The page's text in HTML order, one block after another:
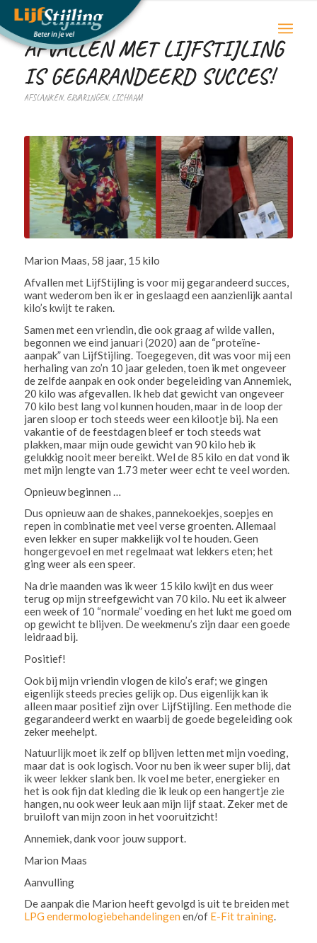
AFVALLEN MET LIJFSTIJLING
IS GEGARANDEERD SUCCES!
AFSLANKEN, ERVARINGEN, LICHAAM
Marion Maas, 58 jaar, 15 kilo
Afvallen met LijfStijling is voor mij gegarandeerd succes,
want wederom ben ik er in geslaagd een aanzienlijk aantal
kilo’s kwijt te raken.
Samen met een vriendin, die ook graag af wilde vallen,
begonnen we eind januari (2020) aan de “proteïne-
aanpak” van LijfStijling. Toegegeven, dit was voor mij een
herhaling van zo’n 10 jaar geleden, toen ik met ongeveer
de zelfde aanpak en ook onder begeleiding van Annemiek,
20 kilo was afgevallen. Ik heb dat gewicht van ongeveer
70 kilo best lang vol kunnen houden, maar in de loop der
jaren sloop er toch steeds weer een kilootje bij. Na een
vakantie of de feestdagen bleef er toch steeds wat
plakken, maar mijn oude gewicht van 90 kilo heb ik
gelukkig nooit meer bereikt. Wel de 85 kilo en dat vond ik
met mijn lengte van 1.73 meter weer echt te veel worden.
Opnieuw beginnen …
Dus opnieuw aan de shakes, pannekoekjes, soepjes en
repen in combinatie met veel verse groenten. Allemaal
even lekker en super makkelijk vol te houden. Geen
hongergevoel en met regelmaat wat lekkers eten; het
ging weer als een speer.
Na drie maanden was ik weer 15 kilo kwijt en dus weer
terug op mijn streefgewicht van 70 kilo. Nu eet ik alweer
een week of 10 “normale” voeding en het lukt me goed om
op gewicht te blijven. De weekmenu’s zijn daar een goede
leidraad bij.
Positief!
Ook bij mijn vriendin vlogen de kilo’s eraf; we gingen
eigenlijk steeds precies gelijk op. Dus eigenlijk kan ik
alleen maar positief zijn over LijfStijling. Een methode die
gegarandeerd werkt en waarbij de goede begeleiding ook
zeker meehelpt.
Natuurlijk moet ik zelf op blijven letten met mijn voeding,
maar dat is ook logisch. Voor nu ben ik weer super blij, dat
ik weer lekker slank ben. Ik voel me beter, energieker en
het is ook fijn dat kleding die ik leuk op een hangertje zie
hangen, nu ook weer leuk aan mijn lijf staat. Zeker met de
bruiloft van mijn zoon in het vooruitzicht!
Annemiek, dank voor jouw support.
Marion Maas
Aanvulling
De aanpak die Marion heeft gevolgd is uit te breiden met
LPG endermologiebehandelingen en/of E-Fit training.